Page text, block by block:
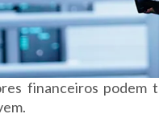
financeiros podem